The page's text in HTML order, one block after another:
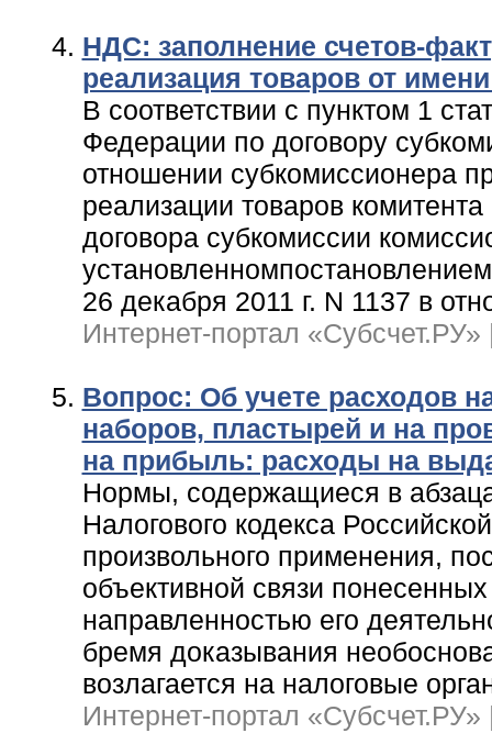
НДС: заполнение счетов-
реализация товаров от
В соответствии с пунктом 1
Федерации по договору
отношении субкомиссионера
реализации товаров
договора субкомиссии
26 декабря 2011 г. N 1137 в
Интернет-портал
Вопрос: Об учете расходов
наборов, пластырей и на
на прибыль: расходы на
Нормы, содержащиеся в
Налогового кодекса
произвольного применения,
объективной связи
направленностью его
бремя доказывания
возлагается на налоговые
Интернет-портал